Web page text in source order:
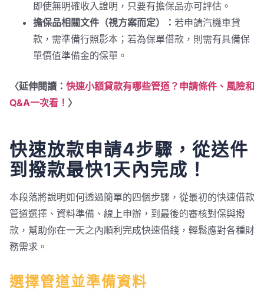
即使無明確收入證明，只要有擔保品亦可評估。
擔保品相關文件（視方案而定）： 若申請汽機車貸
款，需準備行照影本；若為保單借款，則需有具備保
單價值準備金的保單。
〈延伸閱讀： 快速小額貸款有哪些管道？申請條件、風險和
Q&A一次看！ 〉
快速放款申請4步驟，從送件
到撥款最快1天內完成！
本段落將說明如何透過簡單的四個步驟，從最初的快速借款
管道選擇、資料準備、線上申辦，到最後的審核對保與撥
款，幫助你在一天之內順利完成快速借錢，輕鬆應對各種財
務需求。
選擇管道並準備資料